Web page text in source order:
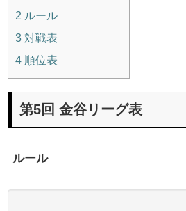
2 ルール
3 対戦表
4 順位表
第5回 金谷リーグ表
ルール